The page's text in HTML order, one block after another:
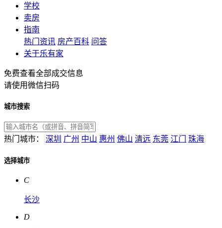
学校
卖房
指南
热门资讯 房产百科 问答
关于乐有家
免费查看全部成交信息
请使用微信扫码
城市搜索
热门城市： 深圳 广州 中山 惠州 佛山 清远 东莞 江门 珠海
选择城市
C
长沙
D